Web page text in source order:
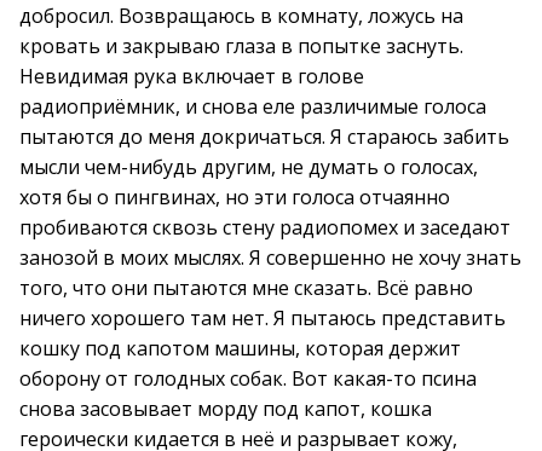
добросил. Возвращаюсь в комнату, ложусь на
кровать и закрываю глаза в попытке заснуть.
Невидимая рука включает в голове
радиоприёмник, и снова еле различимые голоса
пытаются до меня докричаться. Я стараюсь забить
мысли чем-нибудь другим, не думать о голосах,
хотя бы о пингвинах, но эти голоса отчаянно
пробиваются сквозь стену радиопомех и заседают
занозой в моих мыслях. Я совершенно не хочу знать
того, что они пытаются мне сказать. Всё равно
ничего хорошего там нет. Я пытаюсь представить
кошку под капотом машины, которая держит
оборону от голодных собак. Вот какая-то псина
снова засовывает морду под капот, кошка
героически кидается в неё и разрывает кожу,